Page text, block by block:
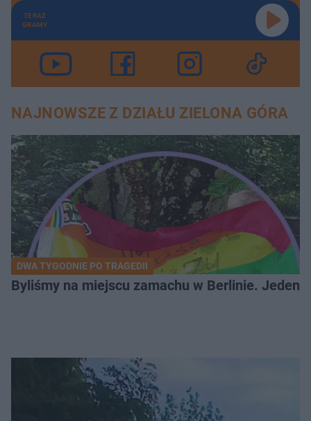
TERAZ
GRAMY
NAJNOWSZE Z DZIAŁU ZIELONA GÓRA
DWA TYGODNIE PO TRAGEDII
Byliśmy na miejscu zamachu w Berlinie. Jeden